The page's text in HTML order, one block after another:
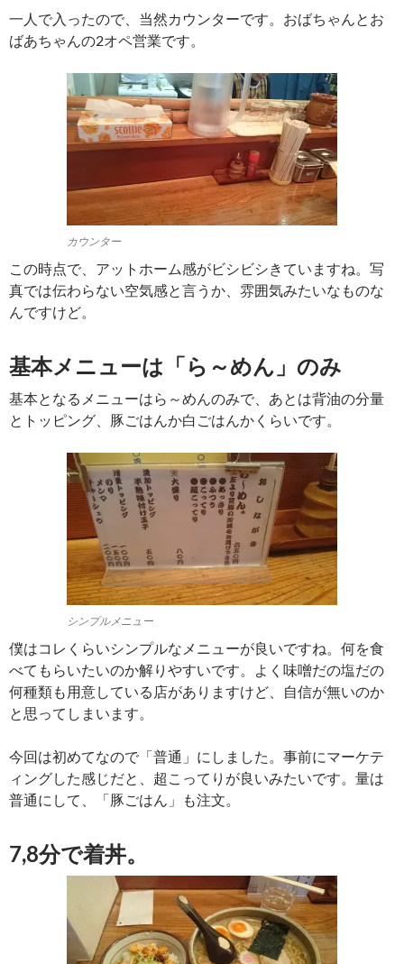
一人で入ったので、当然カウンターです。おばちゃんとお
ばあちゃんの2オペ営業です。
カウンター
この時点で、アットホーム感がビシビシきていますね。写
真では伝わらない空気感と言うか、雰囲気みたいなものな
んですけど。
基本メニューは「ら～めん」のみ
基本となるメニューはら～めんのみで、あとは背油の分量
とトッピング、豚ごはんか白ごはんかくらいです。
シンプルメニュー
僕はコレくらいシンプルなメニューが良いですね。何を食
べてもらいたいのか解りやすいです。よく味噌だの塩だの
何種類も用意している店がありますけど、自信が無いのか
と思ってしまいます。
今回は初めてなので「普通」にしました。事前にマーケテ
ィングした感じだと、超こってりが良いみたいです。量は
普通にして、「豚ごはん」も注文。
7,8分で着丼。